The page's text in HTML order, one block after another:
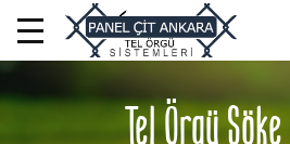
Tel Örgü